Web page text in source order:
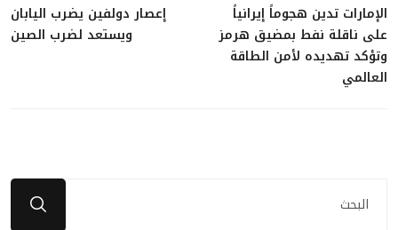
الإمارات تدين هجوماً إيرانياً
على ناقلة نفط بمضيق هرمز
وتؤكد تهديده لأمن الطاقة
العالمي
إعصار دولفين يضرب اليابان
ويستعد لضرب الصين